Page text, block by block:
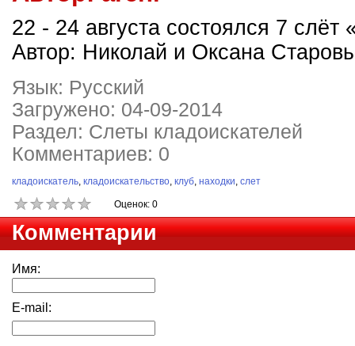
22 - 24 августа состоялся 7 слёт
Автор: Николай и Оксана
Язык: Русский
Загружено: 04-09-2014
Раздел: Слеты кладоискателей
Комментариев: 0
кладоискатель, кладоискательство, клуб, находки, слет
Оценок: 0
Комментарии
Имя:
E-mail: